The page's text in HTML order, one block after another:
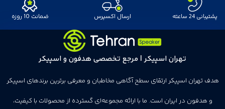
پشتیبانی 24 ساعته ارسال اکسپرس ضمانت 10 روزه
تهران اسپیکر | مرجع تخصصی هدفون و اسپیکر
هدف تهران اسپیکر ارتقای سطح آگاهی مخاطبان و معرفی برترین برندهای اسپیکر
و هدفون در ایران است. ما با ارائه مجموعه‌ای گسترده از محصولات با کیفیت،